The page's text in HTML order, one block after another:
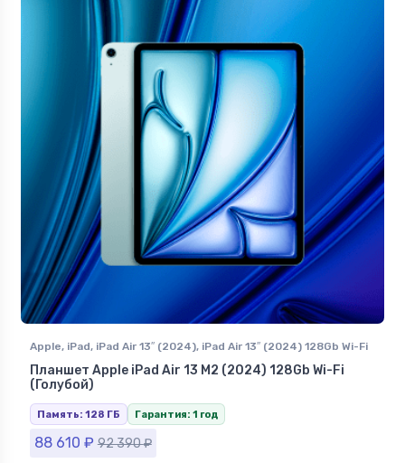
Apple, iPad, iPad Air 13″ (2024), iPad Air 13″ (2024) 128Gb Wi-Fi
Планшет Apple iPad Air 13 M2 (2024) 128Gb Wi-Fi
(Голубой)
Память: 128 ГБ Гарантия: 1 год
88 610 ₽ 92 390₽